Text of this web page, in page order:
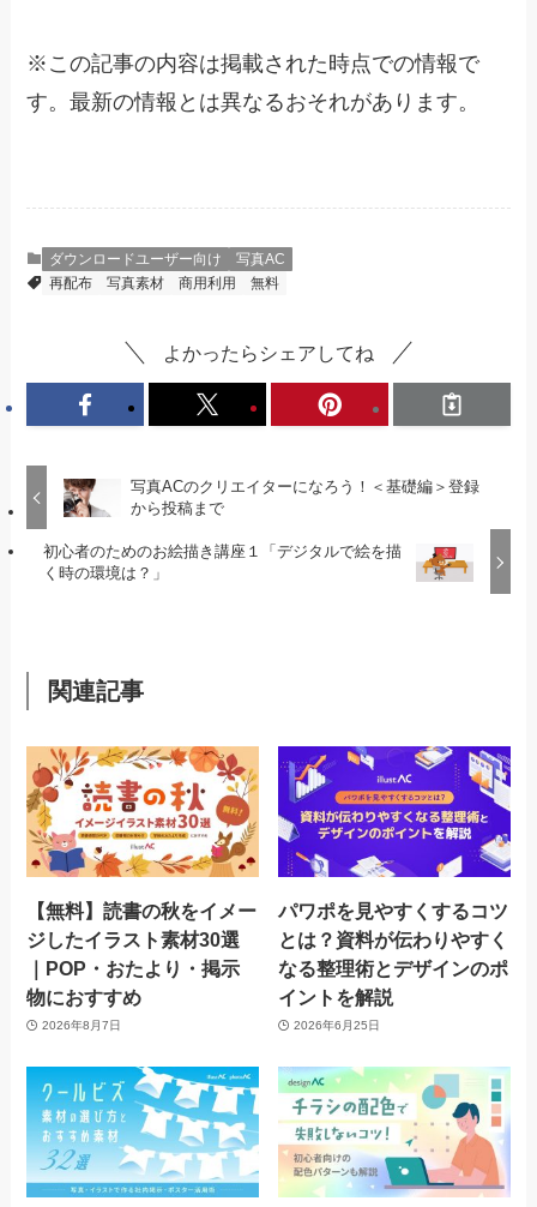
※ この記事の内容は掲載された時点での情報で
す。最新の情報とは異なるおそれがあります。
ダウンロードユーザー向け
写真AC
再配布
写真素材 商用利用 無料
よかったらシェアしてね
写真ACのクリエイターになろう！＜基礎編＞登録
から投稿まで
初心者のためのお絵描き講座１「デジタルで絵を描
く時の環境は？」
関連記事
【無料】読書の秋をイメー
ジしたイラスト素材30選
｜POP・おたより・掲示
物におすすめ
2026年8月7日
パワポを見やすくするコツ
とは？資料が伝わりやすく
なる整理術とデザインのポ
イントを解説
2026年6月25日